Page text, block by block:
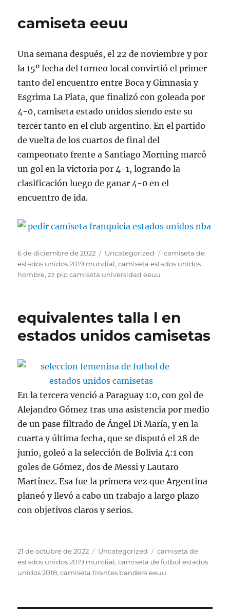
camiseta eeuu
Una semana después, el 22 de noviembre y por
la 15º fecha del torneo local convirtió el primer
tanto del encuentro entre Boca y Gimnasia y
Esgrima La Plata, que finalizó con goleada por
4-0, camiseta estado unidos siendo este su
tercer tanto en el club argentino. En el partido
de vuelta de los cuartos de final del
campeonato frente a Santiago Morning marcó
un gol en la victoria por 4-1, logrando la
clasificación luego de ganar 4-0 en el
encuentro de ida.
Publicado
el
6 de diciembre de 2022 Categorías
Uncategorized Etiquetas
camiseta de
estados unidos 2019 mundial,camiseta estados unidos
hombre,zz pip camiseta universidad eeuu
equivalentes talla l en
estados unidos camisetas
En la tercera venció a Paraguay 1:0, con gol de
Alejandro Gómez tras una asistencia por medio
de un pase filtrado de Ángel Di María, y en la
cuarta y última fecha, que se disputó el 28 de
junio, goleó a la selección de Bolivia 4:1 con
goles de Gómez, dos de Messi y Lautaro
Martínez. Esa fue la primera vez que Argentina
planeó y llevó a cabo un trabajo a largo plazo
con objetivos claros y serios.
Publicado
el
21 de octubre de 2022 Categorías
Uncategorized Etiquetas
camiseta de
estados unidos 2019 mundial,camiseta de futbol estados
unidos 2018,camiseta tirantes bandera eeuu